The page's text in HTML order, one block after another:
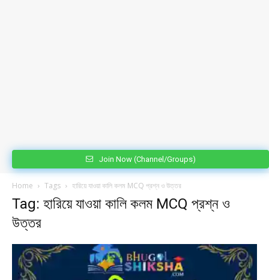
Join Now (Channel/Groups)
Home Tags হারিয়ে যাওয়া কালি কলম MCQ প্রশ্ন ও উত্তর
Tag: হারিয়ে যাওয়া কালি কলম MCQ প্রশ্ন ও
উত্তর